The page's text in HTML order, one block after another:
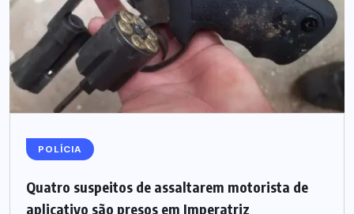
POLÍCIA
Quatro suspeitos de assaltarem motorista de
aplicativo são presos em Imperatriz